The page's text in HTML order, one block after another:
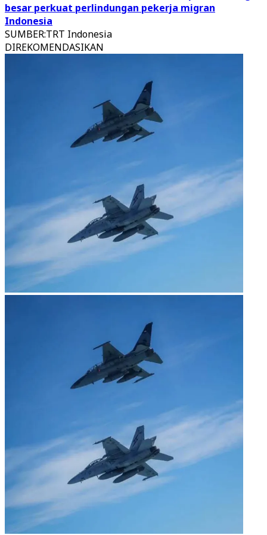
besar perkuat perlindungan pekerja migran
Indonesia
SUMBER:TRT Indonesia
DIREKOMENDASIKAN